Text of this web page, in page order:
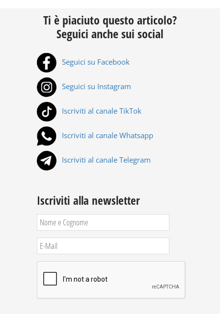
Ti è piaciuto questo articolo?
Seguici anche sui social
Seguici su Facebook
Seguici su Instagram
Iscriviti al canale TikTok
Iscriviti al canale Whatsapp
Iscriviti al canale Telegram
Iscriviti alla newsletter